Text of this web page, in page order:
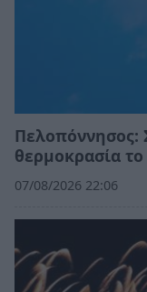
Πελοπόννησος:
θερμοκρασία
07/08/2026 22:06